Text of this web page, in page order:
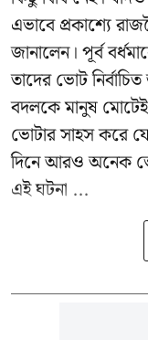
এভাবে প্রকাশ্যে
জানালেন। পূর্ব
তাদের ভোট
বদলকে মানুষ
ভোটার সাহস করে
দিনে আরও অনেক
এই ঘটনা ...